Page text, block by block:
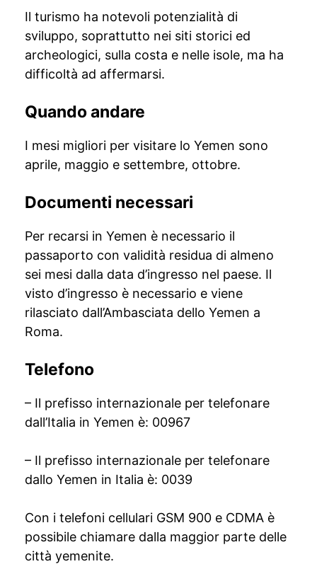
Il turismo ha notevoli potenzialità di
sviluppo, soprattutto nei siti storici ed
archeologici, sulla costa e nelle isole, ma ha
difficoltà ad affermarsi.
Quando andare
I mesi migliori per visitare lo Yemen sono
aprile, maggio e settembre, ottobre.
Documenti necessari
Per recarsi in Yemen è necessario il
passaporto con validità residua di almeno
sei mesi dalla data d’ingresso nel paese. Il
visto d’ingresso è necessario e viene
rilasciato dall’Ambasciata dello Yemen a
Roma.
Telefono
– Il prefisso internazionale per telefonare
dall’Italia in Yemen è: 00967
– Il prefisso internazionale per telefonare
dallo Yemen in Italia è: 0039
Con i telefoni cellulari GSM 900 e CDMA è
possibile chiamare dalla maggior parte delle
città yemenite.